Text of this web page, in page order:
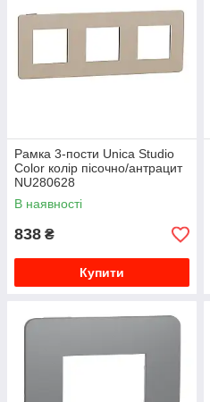
Рамка 3-пости Unica Studio
Color колір пісочно/антрацит
NU280628
В наявності
838 ₴
Купити